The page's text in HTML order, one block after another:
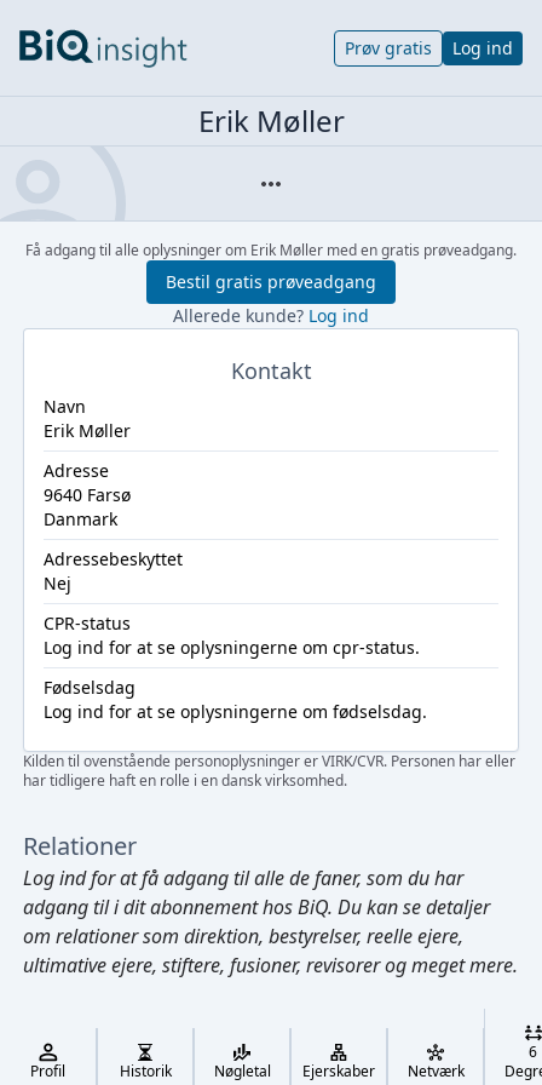
Cmd/Ctrl + K
Prøv gratis Log ind
Erik Møller
Få adgang til alle oplysninger om Erik Møller med en gratis prøveadgang.
Bestil gratis prøveadgang
Allerede kunde? Log ind
Kontakt
Navn
Erik Møller
Adresse
9640 Farsø
Danmark
Adressebeskyttet
Nej
CPR-status
Log ind for at se oplysningerne om cpr-status.
Fødselsdag
Log ind for at se oplysningerne om fødselsdag.
Kilden til ovenstående personoplysninger er VIRK/CVR. Personen har eller
har tidligere haft en rolle i en dansk virksomhed.
Relationer
Log indfor at få adgang til alle de faner, som du har
adgang til i dit abonnement hos BiQ. Du kan se detaljer
om relationer som direktion, bestyrelser, reelle ejere,
ultimative ejere, stiftere, fusioner, revisorer og meget mere.
Profil Historik Nøgletal Ejerskaber Netværk
6